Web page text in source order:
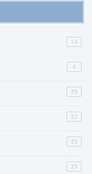
14
4
39
32
33
25